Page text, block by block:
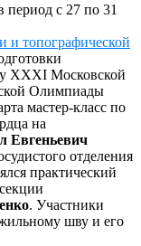
с 27 по 31
и топографической
XXXI Московской
Олимпиады
мастер-класс по
на
Евгеньевич
отделения
практический
. Участники
шву и его